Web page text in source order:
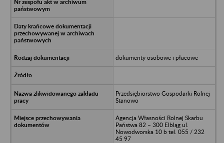
dokumenty osobowe i płacowe
Przedsiębiorstwo Gospodarki Rolnej
Stanowo
Agencja Własności Rolnej Skarbu
Państwa 82 – 300 Elbląg ul.
Nowodworska 10 b tel. 055 / 232
45 97